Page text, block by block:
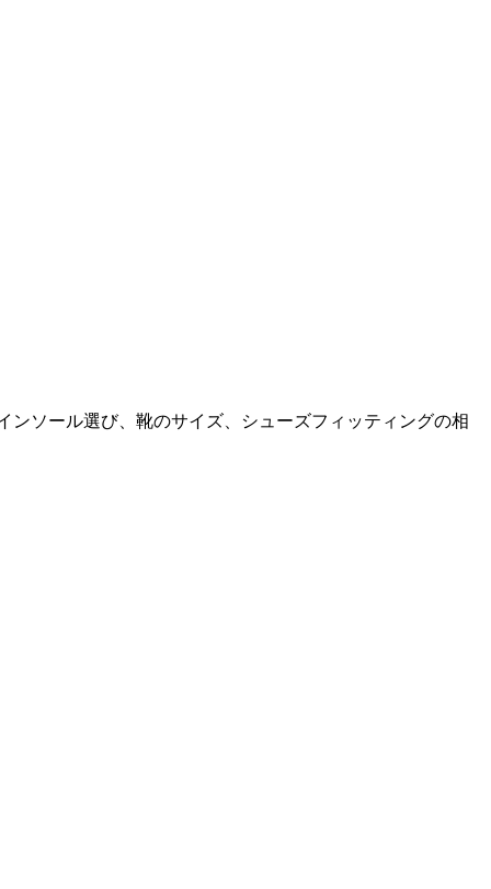
ソール選び、靴のサイズ、シューズフィッティングの相